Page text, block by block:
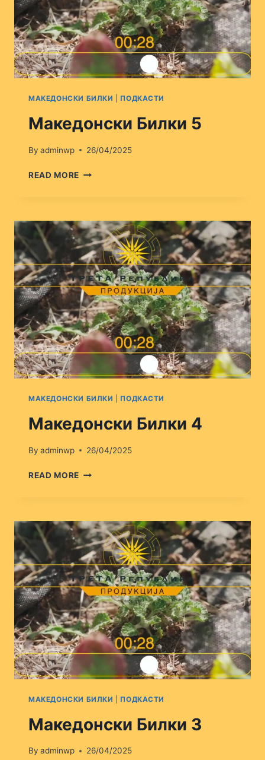
МАКЕДОНСКИ БИЛКИ ПОДКАСТИ
Македонски Билки 5
By adminwp 26/04/2025
READ MORE МАКЕДОНСКИ
МАКЕДОНСКИ БИЛКИ ПОДКАСТИ
Македонски Билки 4
By adminwp 26/04/2025
READ MORE МАКЕДОНСКИ
МАКЕДОНСКИ БИЛКИ ПОДКАСТИ
Македонски Билки 3
By adminwp 26/04/2025